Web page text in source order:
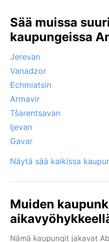
esiinny, mutta talvisin voi
laaksoissa ja kylmien
tuulenpuuskia. Kesäisin
välillä ovat suuria, mikä
Tämä on rauhallinen
selkeitä vuodenaikoja ja
tunnelmaa.
Sää muissa
kaupungeissa
Jerevan
Vanadzor
Echmiatsin
Armavir
Tšarentsavan
Ijevan
Gavar
Näytä sää kaikissa
Muiden
Nämä kaupungit jakavat